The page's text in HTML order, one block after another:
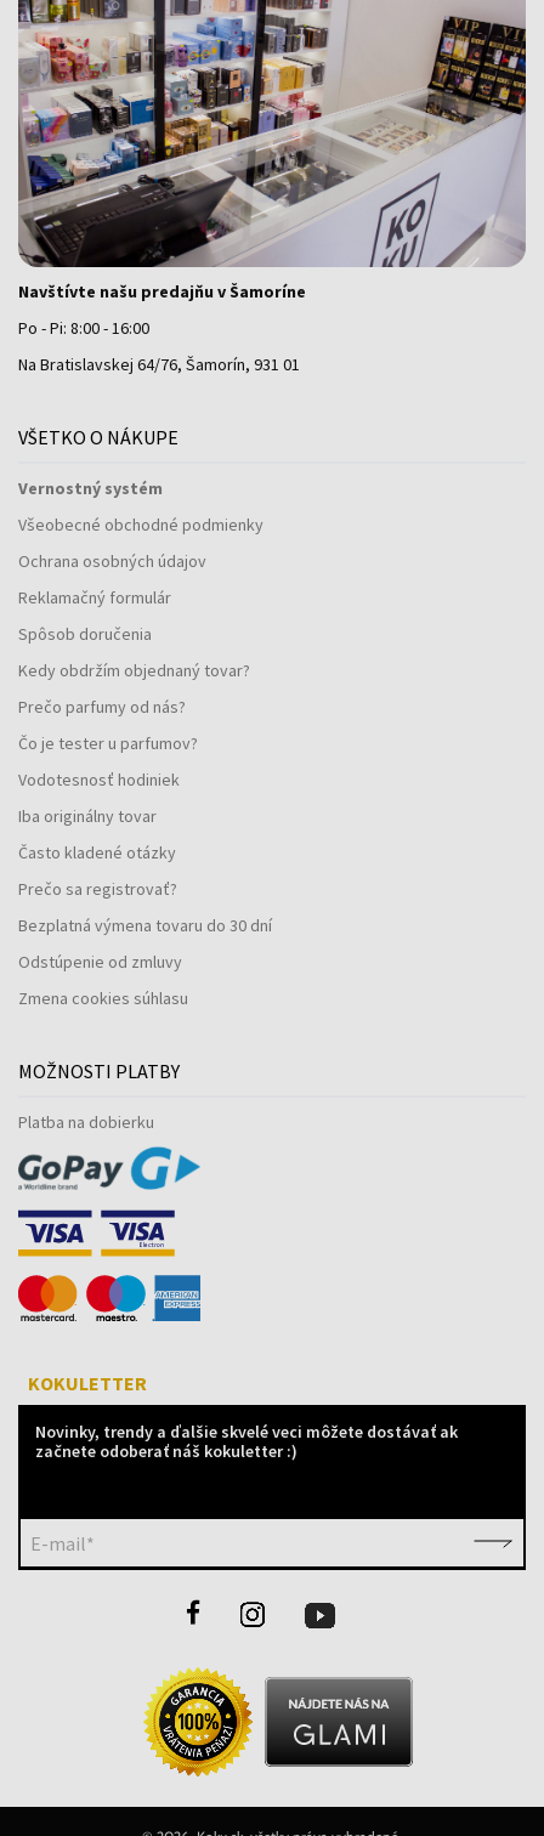
Navštívte našu predajňu v Šamoríne
Po - Pi: 8:00 - 16:00
Na Bratislavskej 64/76, Šamorín, 931 01
VŠETKO O NÁKUPE
Vernostný systém
Všeobecné obchodné podmienky
Ochrana osobných údajov
Reklamačný formulár
Spôsob doručenia
Kedy obdržím objednaný tovar?
Prečo parfumy od nás?
Čo je tester u parfumov?
Vodotesnosť hodiniek
Iba originálny tovar
Často kladené otázky
Prečo sa registrovať?
Bezplatná výmena tovaru do 30 dní
Odstúpenie od zmluvy
Zmena cookies súhlasu
MOŽNOSTI PLATBY
Platba na dobierku
KOKULETTER
Novinky, trendy a ďalšie skvelé veci môžete dostávať ak
začnete odoberať náš kokuletter :)
E-mail*